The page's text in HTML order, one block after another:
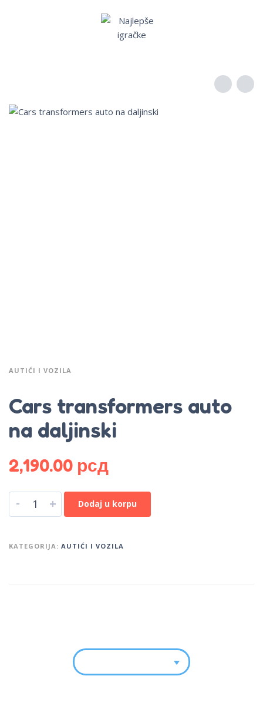
AUTIĆI I VOZILA
Cars transformers auto
na daljinski
2,190.00 рсд
- + Dodaj u korpu
KATEGORIJA: AUTIĆI I VOZILA